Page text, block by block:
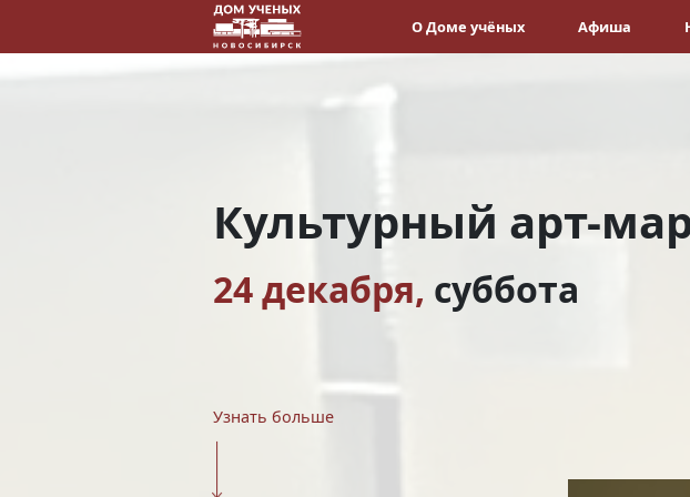
О Доме учёных Афиша
Культурный арт-
24 декабря, суббота
Узнать больше